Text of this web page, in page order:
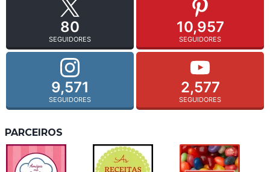
80
SEGUIDORES
10,957
SEGUIDORES
9,571
SEGUIDORES
2,577
SEGUIDORES
PARCEIROS